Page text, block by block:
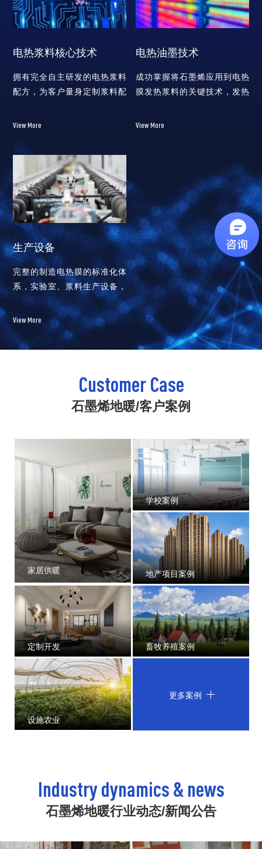
电热浆料核心技术
拥有完全自主研发的电热浆料
配方，为客户量身定制浆料配
实现对远红外线波长的控制
View More
电热油墨技术
成功掌握将石墨烯应用到电热
膜发热浆料的关键技术，发热
以实现低温、中温、高温等不
View More
生产设备
完整的制造电热膜的标准化体
系，实验室、浆料生产设备，
电膜印刷设备、电热膜封装设
备、其它自动化设备。
View More
Customer Case
石墨烯地暖/客户案例
家居供暖
学校案例
地产项目案例
定制开发 畜牧养殖案例
设施农业
更多案例
Industry dynamics & news
石墨烯地暖行业动态/新闻公告